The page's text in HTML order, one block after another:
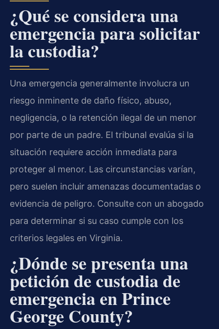
¿Qué se considera una
emergencia para solicitar
la custodia?
Una emergencia generalmente involucra un
riesgo inminente de daño físico, abuso,
negligencia, o la retención ilegal de un menor
por parte de un padre. El tribunal evalúa si la
situación requiere acción inmediata para
proteger al menor. Las circunstancias varían,
pero suelen incluir amenazas documentadas o
evidencia de peligro. Consulte con un abogado
para determinar si su caso cumple con los
criterios legales en Virginia.
¿Dónde se presenta una
petición de custodia de
emergencia en Prince
George County?